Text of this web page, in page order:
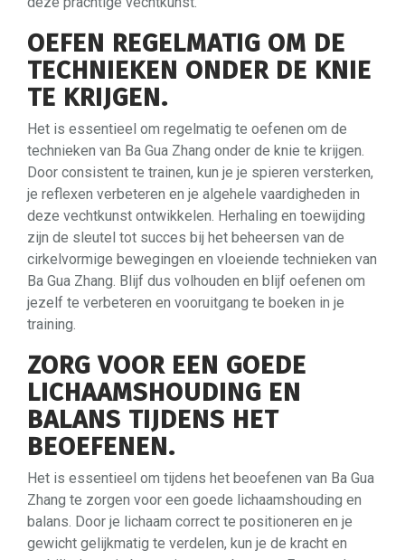
OEFEN REGELMATIG OM DE
TECHNIEKEN ONDER DE KNIE
TE KRIJGEN.
Het is essentieel om regelmatig te oefenen om de
technieken van Ba Gua Zhang onder de knie te krijgen.
Door consistent te trainen, kun je je spieren versterken,
je reflexen verbeteren en je algehele vaardigheden in
deze vechtkunst ontwikkelen. Herhaling en toewijding
zijn de sleutel tot succes bij het beheersen van de
cirkelvormige bewegingen en vloeiende technieken van
Ba Gua Zhang. Blijf dus volhouden en blijf oefenen om
jezelf te verbeteren en vooruitgang te boeken in je
training.
ZORG VOOR EEN GOEDE
LICHAAMSHOUDING EN
BALANS TIJDENS HET
BEOEFENEN.
Het is essentieel om tijdens het beoefenen van Ba Gua
Zhang te zorgen voor een goede lichaamshouding en
balans. Door je lichaam correct te positioneren en je
gewicht gelijkmatig te verdelen, kun je de kracht en